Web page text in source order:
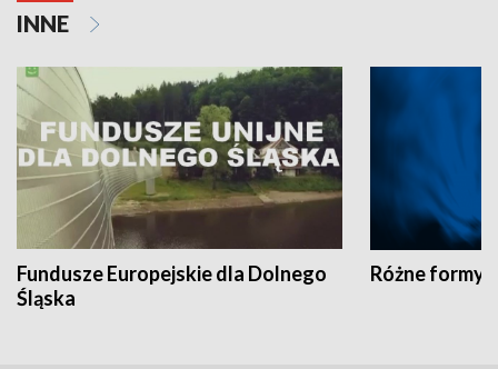
INNE
Fundusze Europejskie dla Dolnego
Śląska
Różne formy